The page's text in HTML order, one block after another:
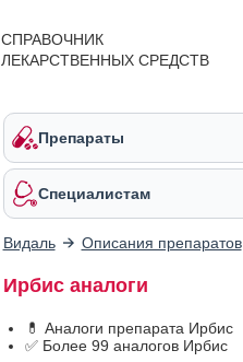
СПРАВОЧНИК
ЛЕКАРСТВЕННЫХ СРЕДСТВ
Препараты
Специалистам
Видаль Описания препаратов
Ирбис аналоги
💊 Аналоги препарата Ирбис
✅ Более 99 аналогов Ирбис